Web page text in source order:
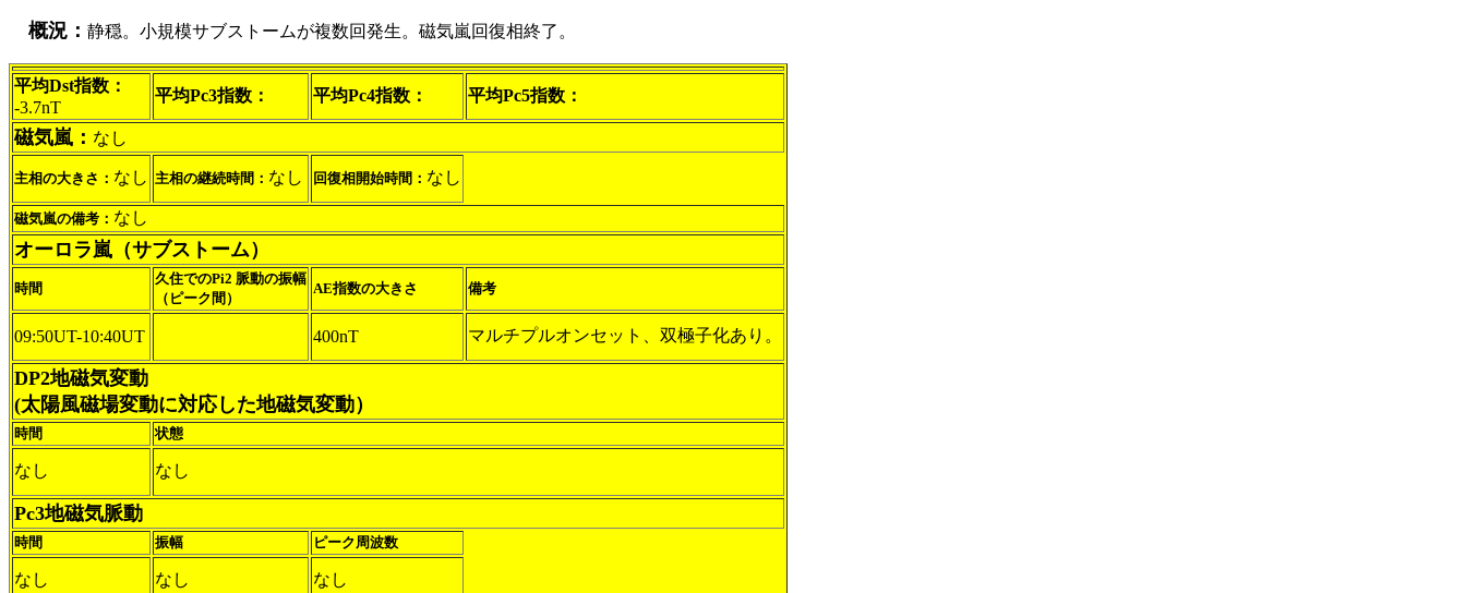
概況： 静穏。小規模サブストームが複数回発生。磁気嵐回復相終了。
平均Dst指数：
-3.7nT
平均Pc3指数： 平均Pc4指数： 平均Pc5指数：
磁気嵐： なし
主相の大きさ： なし 主相の継続時間： なし 回復相開始時間： なし
磁気嵐の備考： なし
オーロラ嵐（サブストーム）
時間
久住でのPi2 脈動の振幅
（ピーク間）
AE指数の大きさ 備考
09:50UT-10:40UT 400nT マルチプルオンセット、双極子化あり。
DP2地磁気変動
(太陽風磁場変動に対応した地磁気変動）
時間 状態
なし なし
Pc3地磁気脈動
時間 振幅 ピーク周波数
なし なし なし